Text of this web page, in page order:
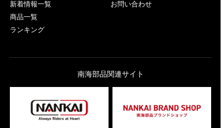
新着情報一覧
商品一覧
ランキング
お問い合わせ
南海部品関連サイト